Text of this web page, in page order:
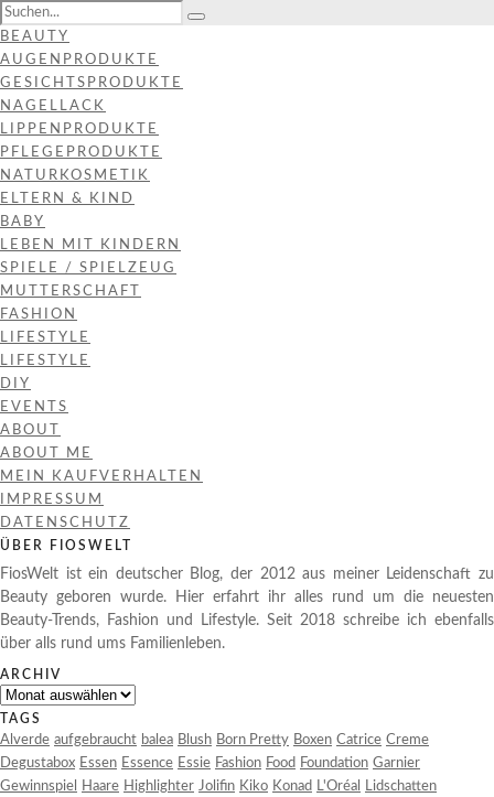
BEAUTY
AUGENPRODUKTE
GESICHTSPRODUKTE
NAGELLACK
LIPPENPRODUKTE
PFLEGEPRODUKTE
NATURKOSMETIK
ELTERN & KIND
BABY
LEBEN MIT KINDERN
SPIELE / SPIELZEUG
MUTTERSCHAFT
FASHION
LIFESTYLE
LIFESTYLE
DIY
EVENTS
ABOUT
ABOUT ME
MEIN KAUFVERHALTEN
IMPRESSUM
DATENSCHUTZ
ÜBER FIOSWELT
FiosWelt ist ein deutscher Blog, der 2012 aus meiner Leidenschaft zu
Beauty geboren wurde. Hier erfahrt ihr alles rund um die neuesten
Beauty-Trends, Fashion und Lifestyle. Seit 2018 schreibe ich ebenfalls
über alls rund ums Familienleben.
ARCHIV
Archiv
TAGS
Alverde aufgebraucht balea Blush Born Pretty Boxen Catrice Creme
Degustabox Essen Essence Essie Fashion Food Foundation Garnier
Gewinnspiel
Haare Highlighter Jolifin Kiko Konad L'Oréal
Lidschatten